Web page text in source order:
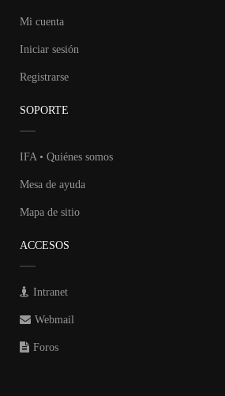
Mi cuenta
Iniciar sesión
Registrarse
SOPORTE
IFA • Quiénes somos
Mesa de ayuda
Mapa de sitio
ACCESOS
Intranet
Webmail
Foros